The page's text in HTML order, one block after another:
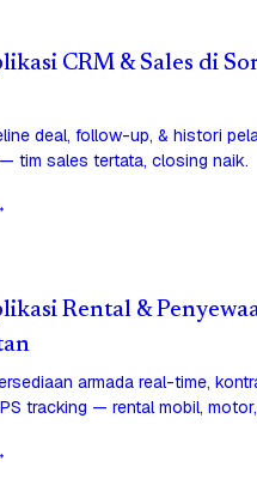
CRM & Sales di
deal, follow-up, & histori
tim sales tertata, closing naik.
Rental &
armada real-time,
tracking — rental mobil,